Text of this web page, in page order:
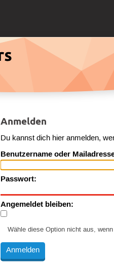
Anmelden
Du kannst dich hier anmelden,
Benutzername oder
Passwort:
Angemeldet bleiben:
Wähle diese Option nicht aus,